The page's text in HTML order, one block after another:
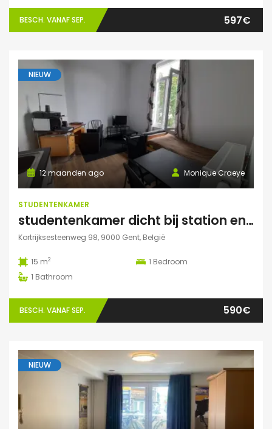
BESCH. VANAF SEP. 597€
NIEUW
Monique Craeye
12 maanden ago
STUDENTENKAMER
studentenkamer dicht bij station en Citadelpark centraal gelegen
Kortrijksesteenweg 98, 9000 Gent, België
15 m2 1 Bedroom
1 Bathroom
BESCH. VANAF SEP. 590€
NIEUW